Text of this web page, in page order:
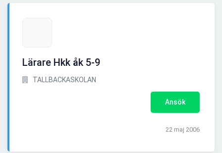
Lärare Hkk åk 5-9
TALLBACKASKOLAN
Ansök
22 maj 2006